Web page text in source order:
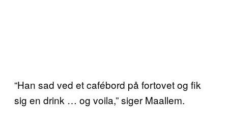
“Han sad ved et cafébord på fortovet og fik
sig en drink … og voila,” siger Maallem.